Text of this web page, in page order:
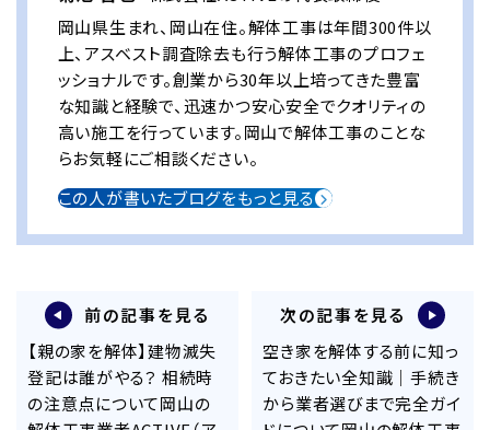
岡山県生まれ、岡山在住。解体工事は年間300件以
上、アスベスト調査除去も行う解体工事のプロフェ
ッショナルです。創業から30年以上培ってきた豊富
な知識と経験で、迅速かつ安心安全でクオリティの
高い施工を行っています。岡山で解体工事のことな
らお気軽にご相談ください。
この人が書いたブログをもっと見る
前の記事を見る
【親の家を解体】建物滅失
登記は誰がやる？ 相続時
の注意点について岡山の
次の記事を見る
空き家を解体する前に知っ
ておきたい全知識｜手続き
から業者選びまで完全ガイ